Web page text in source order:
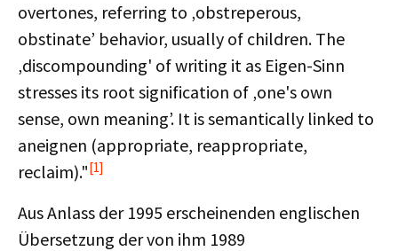
overtones, referring to ‚obstreperous,
obstinate’ behavior, usually of children. The
‚discompounding' of writing it as Eigen-Sinn
stresses its root signification of ‚one's own
sense, own meaning’. It is semantically linked to
aneignen (appropriate, reappropriate,
reclaim)."[1]
Aus Anlass der 1995 erscheinenden englischen
Übersetzung der von ihm 1989